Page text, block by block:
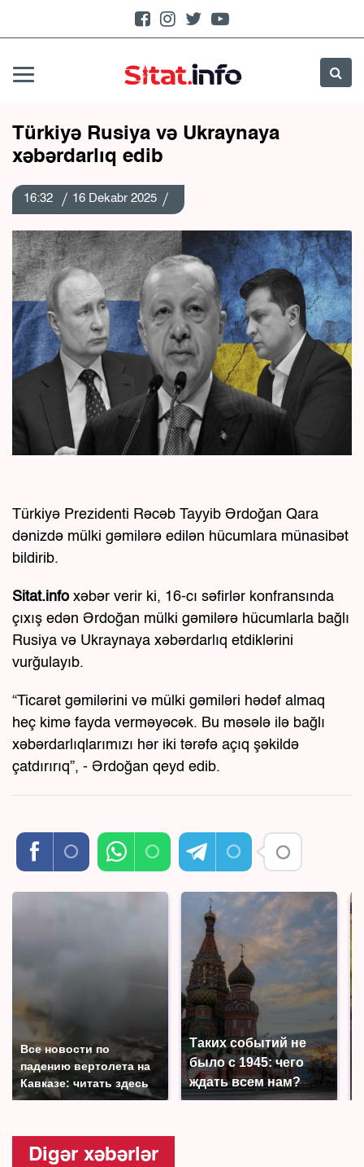
Türkiyə Rusiya və Ukraynaya
xəbərdarlıq edib
16:32 16 Dekabr 2025
Türkiyə Prezidenti Rəcəb Tayyib Ərdoğan Qara
dənizdə mülki gəmilərə edilən hücumlara münasibət
bildirib.
Sitat.info xəbər verir ki, 16-cı səfirlər konfransında
çıxış edən Ərdoğan mülki gəmilərə hücumlarla bağlı
Rusiya və Ukraynaya xəbərdarlıq etdiklərini
vurğulayıb.
“Ticarət gəmilərini və mülki gəmiləri hədəf almaq
heç kimə fayda verməyəcək. Bu məsələ ilə bağlı
xəbərdarlıqlarımızı hər iki tərəfə açıq şəkildə
çatdırırıq”, - Ərdoğan qeyd edib.
Все новости по
падению вертолета на
Кавказе: читать здесь
Таких событий не
было с 1945: чего
ждать всем нам?
Digər xəbərlər